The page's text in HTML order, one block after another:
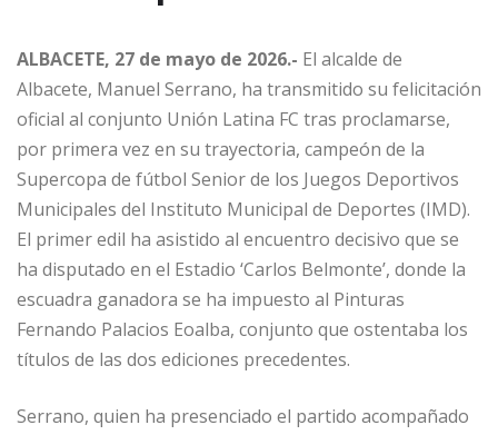
ALBACETE, 27 de mayo de 2026.- El alcalde de
Albacete, Manuel Serrano, ha transmitido su felicitación
oficial al conjunto Unión Latina FC tras proclamarse,
por primera vez en su trayectoria, campeón de la
Supercopa de fútbol Senior de los Juegos Deportivos
Municipales del Instituto Municipal de Deportes (IMD).
El primer edil ha asistido al encuentro decisivo que se
ha disputado en el Estadio ‘Carlos Belmonte’, donde la
escuadra ganadora se ha impuesto al Pinturas
Fernando Palacios Eoalba, conjunto que ostentaba los
títulos de las dos ediciones precedentes.
Serrano, quien ha presenciado el partido acompañado